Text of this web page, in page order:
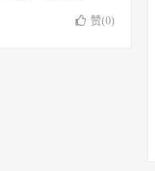
赞(0)